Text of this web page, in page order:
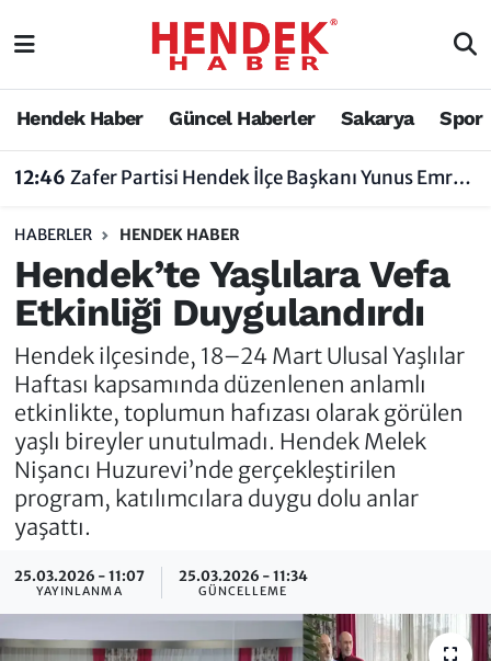
Hendek Haber Güncel Haberler Sakarya Spor
12:46 Zafer Partisi Hendek İlçe Başkanı Yunus Emre Uzun'dan Tartışma Yaratan Açıklamaya Tepki
HABERLER HENDEK HABER
Hendek’te Yaşlılara Vefa
Etkinliği Duygulandırdı
Hendek ilçesinde, 18–24 Mart Ulusal Yaşlılar
Haftası kapsamında düzenlenen anlamlı
etkinlikte, toplumun hafızası olarak görülen
yaşlı bireyler unutulmadı. Hendek Melek
Nişancı Huzurevi’nde gerçekleştirilen
program, katılımcılara duygu dolu anlar
yaşattı.
25.03.2026 - 11:07
YAYINLANMA
25.03.2026 - 11:34
GÜNCELLEME
Hendek Haber
Nöbetçi Eczaneler
Vefat Edenler
Hendek Haber
Hakkında
Hendek Haber Reklam Servisi
Künye
İletişim
Sakarya Nöbetçi Eczaneler
Sakarya Trafik Yoğunluk Haritası
Tüm Manşetler
Son Dakika Haberleri
Haber Arşivi